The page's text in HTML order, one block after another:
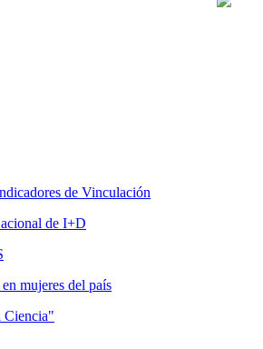
de Vinculación
de I+D
mujeres del país
Ciencia"